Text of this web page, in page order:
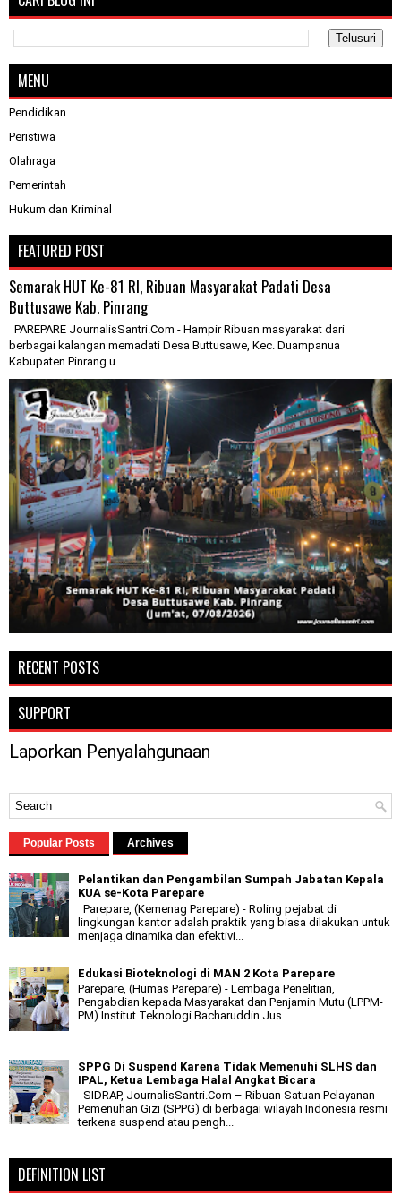
MENU
Pendidikan
Peristiwa
Olahraga
Pemerintah
Hukum dan Kriminal
FEATURED POST
Semarak HUT Ke-81 RI, Ribuan Masyarakat Padati Desa
Buttusawe Kab. Pinrang
PAREPARE JournalisSantri.Com - Hampir Ribuan masyarakat dari
berbagai kalangan memadati Desa Buttusawe, Kec. Duampanua
Kabupaten Pinrang u...
RECENT POSTS
SUPPORT
Laporkan Penyalahgunaan
Popular Posts Archives
Pelantikan dan Pengambilan Sumpah Jabatan Kepala
KUA se-Kota Parepare
Parepare, (Kemenag Parepare) - Roling pejabat di
lingkungan kantor adalah praktik yang biasa dilakukan untuk
menjaga dinamika dan efektivi...
Edukasi Bioteknologi di MAN 2 Kota Parepare
Parepare, (Humas Parepare) - Lembaga Penelitian,
Pengabdian kepada Masyarakat dan Penjamin Mutu (LPPM-
PM) Institut Teknologi Bacharuddin Jus...
SPPG Di Suspend Karena Tidak Memenuhi SLHS dan
IPAL, Ketua Lembaga Halal Angkat Bicara
SIDRAP, JournalisSantri.Com – Ribuan Satuan Pelayanan
Pemenuhan Gizi (SPPG) di berbagai wilayah Indonesia resmi
terkena suspend atau pengh...
DEFINITION LIST